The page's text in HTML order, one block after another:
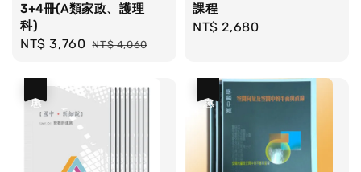
3+4冊(A類家政、護理
科)
Sale
NT$ 3,760 Regular
NT$ 4,060
課程
Regular
NT$ 2,680